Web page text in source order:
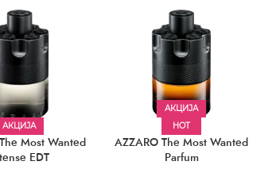
АКЦИЈА
Most Wanted
EDT
АКЦИЈА
HOT
AZZARO The Most Wanted
Parfum